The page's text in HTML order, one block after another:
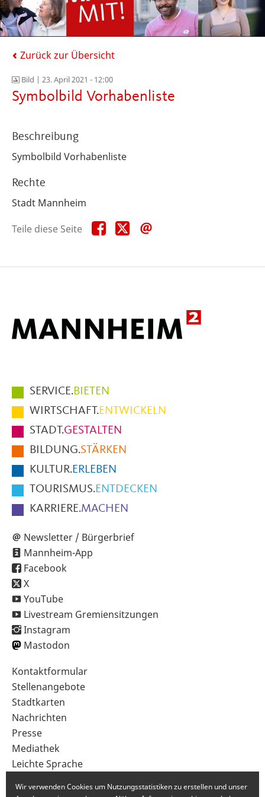
Zurück zur Übersicht
Bild | 23. April 2021 - 12:00
Symbolbild Vorhabenliste
Beschreibung
Symbolbild Vorhabenliste
Rechte
Stadt Mannheim
Teile diese Seite
Teile
diese
Teile
diese
Hauptmenüpunkte
im
Fußbereich
der
Seite
SERVICE.BIETEN
WIRTSCHAFT.ENTWICKELN
STADT.GESTALTEN
BILDUNG.STÄRKEN
KULTUR.ERLEBEN
TOURISMUS.ENTDECKEN
KARRIERE.MACHEN
Newsletter / Bürgerbrief
Mannheim-App
Facebook
X
YouTube
Livestream Gremiensitzungen
Instagram
Mastodon
Sekundärnavigation
im
Fußbereich
Kontaktformular
Stellenangebote
Stadtkarten
Nachrichten
Presse
Mediathek
Leichte Sprache
Wir verwenden Cookies um Nutzungsstatistiken zu erstellen und unser